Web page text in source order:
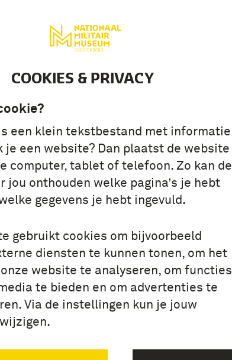
COOKIES & PRIVACY
een klein tekstbestand met informatie
je een website? Dan plaatst de website
computer, tablet of telefoon. Zo kan de
jou onthouden welke pagina’s je hebt
gegevens je hebt ingevuld.
gebruikt cookies om bijvoorbeeld
diensten te kunnen tonen, om het
website te analyseren, om functies
te bieden en om advertenties te
Via de instellingen kun je jouw